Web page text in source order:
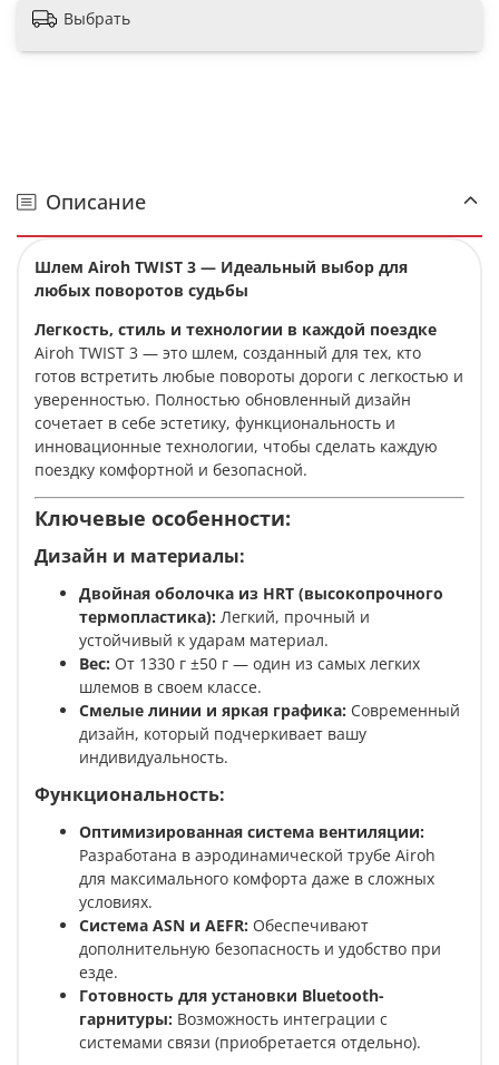
Выбрать
Описание
Шлем Airoh TWIST 3 — Идеальный выбор для
любых поворотов судьбы
Легкость, стиль и технологии в каждой поездке
Airoh TWIST 3 — это шлем, созданный для тех, кто
готов встретить любые повороты дороги с легкостью и
уверенностью. Полностью обновленный дизайн
сочетает в себе эстетику, функциональность и
инновационные технологии, чтобы сделать каждую
поездку комфортной и безопасной.
Ключевые особенности:
Дизайн и материалы:
Двойная оболочка из HRT (высокопрочного
термопластика): Легкий, прочный и
устойчивый к ударам материал.
Вес: От 1330 г ±50 г — один из самых легких
шлемов в своем классе.
Смелые линии и яркая графика: Современный
дизайн, который подчеркивает вашу
индивидуальность.
Функциональность:
Оптимизированная система вентиляции:
Разработана в аэродинамической трубе Airoh
для максимального комфорта даже в сложных
условиях.
Система ASN и AEFR: Обеспечивают
дополнительную безопасность и удобство при
езде.
Готовность для установки Bluetooth-
гарнитуры: Возможность интеграции с
системами связи (приобретается отдельно).